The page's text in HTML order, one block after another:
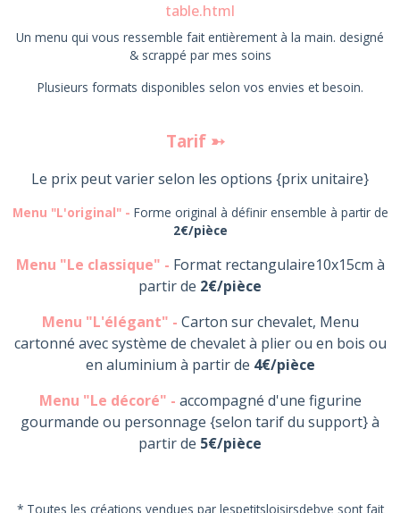
table.html
Un menu qui vous ressemble fait entièrement à la main. designé
& scrappé par mes soins
Plusieurs formats disponibles selon vos envies et besoin.
Tarif ➳
Le prix peut varier selon les options {prix unitaire}
Menu "L'original" - Forme original à définir ensemble à partir de
2€/pièce
Menu "Le classique" - Format rectangulaire10x15cm à
partir de 2€/pièce
Menu "L'élégant" - Carton sur chevalet, Menu
cartonné avec système de chevalet à plier ou en bois ou
en aluminium à partir de 4€/pièce
Menu "Le décoré" - accompagné d'une figurine
gourmande ou personnage {selon tarif du support} à
partir de 5€/pièce
* Toutes les créations vendues par lespetitsloisirsdebye sont fait